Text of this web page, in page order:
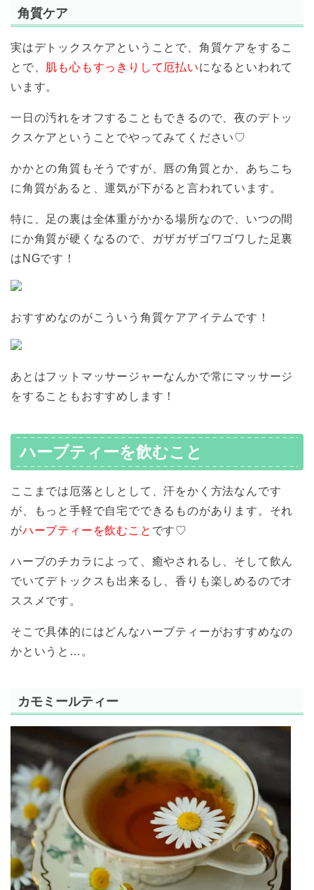
角質ケア
実はデトックスケアということで、角質ケアをするこ
とで、 肌も心もすっきりして厄払いになるといわれて
います。
一日の汚れをオフすることもできるので、夜のデトッ
クスケアということでやってみてください♡
かかとの角質もそうですが、唇の角質とか、あちこち
に角質があると、運気が下がると言われています。
特に、足の裏は全体重がかかる場所なので、いつの間
にか角質が硬くなるので、ガザガザゴワゴワした足裏
はNGです！
おすすめなのがこういう角質ケアアイテムです！
あとはフットマッサージャーなんかで常にマッサージ
をすることもおすすめします！
ハーブティーを飲むこと
ここまでは厄落としとして、汗をかく方法なんです
が、もっと手軽で自宅でできるものがあります。それ
がハーブティーを飲むこと です♡
ハーブのチカラによって、癒やされるし、そして飲ん
でいてデトックスも出来るし、香りも楽しめるのでオ
ススメです。
そこで具体的にはどんなハーブティーがおすすめなの
かというと…。
カモミールティー